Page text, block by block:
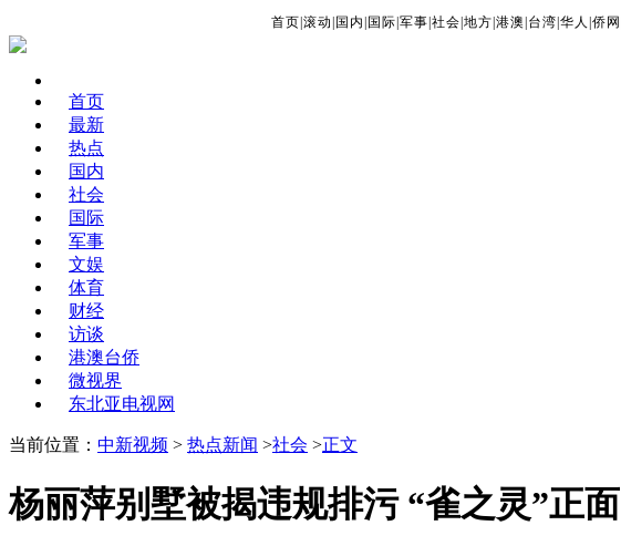
首页 滚动 国内 国际 军事 社会 地方 港澳 台湾 华人 侨网
首页
最新
热点
国内
社会
国际
军事
文娱
体育
财经
访谈
港澳台侨
微视界
东北亚电视网
当前位置： 中新视频 > 热点新闻 >社会 >正文
杨丽萍别墅被揭违规排污 “雀之灵”正